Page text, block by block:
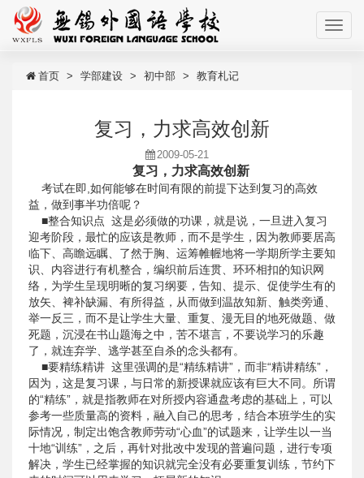
首页 学部建设 初中部 教育札记
复习，力求高效创新
2009-05-21
复习，力求高效创新
考试在即,如何能够在时间有限的前提下达到复习的高效
益，做到事半功倍呢？
■整合知识点 这是必须做的功课，就是说，一旦进入复习
迎考阶段，最忙的应该是教师，而不是学生，因为教师要居高
临下、高瞻远瞩、了然于胸、运筹帷幄地将一学期所学主要知
识、内容进行有机整合，编织前后连贯、环环相扣的知识网
络，为学生呈现明晰的复习纲要，告知、提示、促使学生有的
放矢、裨补缺漏、有所得益，从而做到温故知新、触类旁通、
举一反三，而不是让学生大量、重复、漫无目的地死做题、做
死题，沉浸在书山题海之中，苦不堪言，不要说学习的乐趣
了，就连弃学、逃学甚至自杀的念头都有。
■要精练精讲 这里强调的是“精练精讲”，而非“精讲精练”，
因为，这是复习课，与日常的新授课就应该有巨大不同。所谓
的“精练”，就是指教师在对所授内容通盘考虑的基础上，可以
参考一些质量高的资料，融入自己的思考，结合本班学生的实
际情况，制定出饱含教师劳动“心血”的试题来，让学生以一当
十地“训练”，之后，再针对批改中发现的普遍问题，进行专项
解决，学生已经掌握的知识就完全没有必要重复训练，节约下